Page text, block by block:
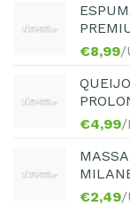
€8,99/
€4,99/
€2,49/